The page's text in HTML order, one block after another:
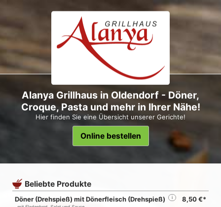
Alanya Grillhaus in Oldendorf - Döner,
Croque, Pasta und mehr in Ihrer Nähe!
Hier finden Sie eine Übersicht unserer Gerichte!
Online bestellen
Beliebte Produkte
Döner (Drehspieß) mit Dönerfleisch (Drehspieß) i 8,50 €*